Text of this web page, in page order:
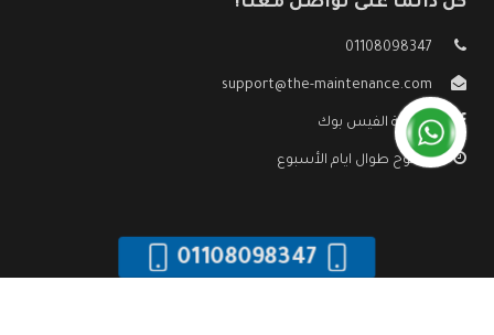
01108098347
support@the-maintenance.com
صفحة الفيس بوك
مفتوح طوال ايام الأسبوع
01108098347